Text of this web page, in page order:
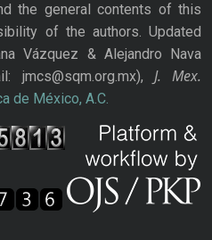
the general contents of this
of the authors. Updated
Vázquez & Alejandro Nava
jmcs@sqm.org.mx), J. Mex.
de México, A.C.